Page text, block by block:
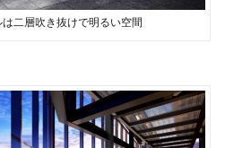
二層吹き抜けで明るい空間